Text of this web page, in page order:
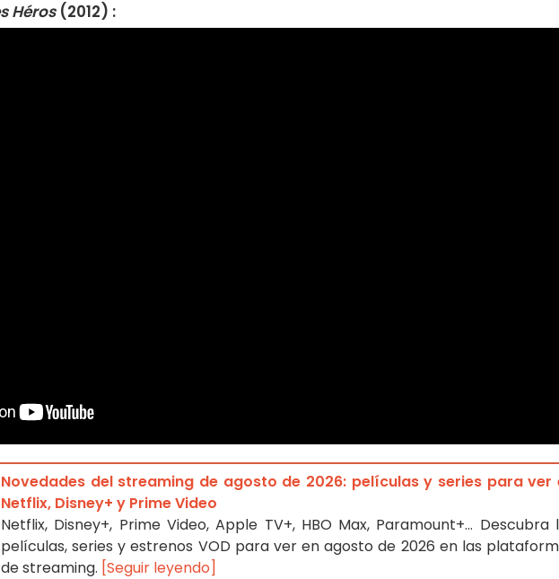
Héros(2012) :
Novedades del streaming de agosto de 2026: películas y series para ver
Netflix, Disney+ y Prime Video
Netflix, Disney+, Prime Video, Apple TV+, HBO Max, Paramount+… Descubra
películas, series y estrenos VOD para ver en agosto de 2026 en las
de streaming. [Seguir leyendo]